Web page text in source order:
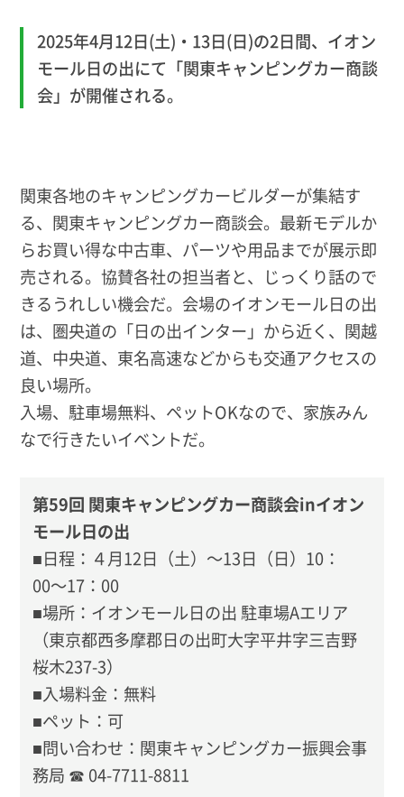
2025年4月12日(土)・13日(日)の2日間、イオン
モール日の出にて「関東キャンピングカー商談
会」が開催される。
関東各地のキャンピングカービルダーが集結す
る、関東キャンピングカー商談会。最新モデルか
らお買い得な中古車、パーツや用品までが展示即
売される。協賛各社の担当者と、じっくり話ので
きるうれしい機会だ。会場のイオンモール日の出
は、圏央道の「日の出インター」から近く、関越
道、中央道、東名高速などからも交通アクセスの
良い場所。
入場、駐車場無料、ペットOKなので、家族みん
なで行きたいイベントだ。
第59回 関東キャンピングカー商談会inイオン
モール日の出
■日程：４月12日（土）～13日（日）10：
00〜17：00
■場所：イオンモール日の出 駐車場Aエリア
（東京都西多摩郡日の出町大字平井字三吉野
桜木237-3）
■入場料金：無料
■ペット：可
■問い合わせ：関東キャンピングカー振興会事
務局 ☎ 04-7711-8811